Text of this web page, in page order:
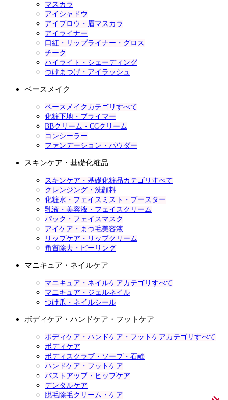
マスカラ
アイシャドウ
アイブロウ・眉マスカラ
アイライナー
口紅・リップライナー・グロス
チーク
ハイライト・シェーディング
つけまつげ・アイラッシュ
ベースメイク
ベースメイクカテゴリすべて
化粧下地・プライマー
BBクリーム・CCクリーム
コンシーラー
ファンデーション・パウダー
スキンケア・基礎化粧品
スキンケア・基礎化粧品カテゴリすべて
クレンジング・洗顔料
化粧水・フェイスミスト・ブースター
乳液・美容液・フェイスクリーム
パック・フェイスマスク
アイケア・まつ毛美容液
リップケア・リップクリーム
角質除去・ピーリング
マニキュア・ネイルケア
マニキュア・ネイルケアカテゴリすべて
マニキュア・ジェルネイル
つけ爪・ネイルシール
ボディケア・ハンドケア・フットケア
ボディケア・ハンドケア・フットケアカテゴリすべて
ボディケア
ボディスクラブ・ソープ・石鹸
ハンドケア・フットケア
バストアップ・ヒップケア
デンタルケア
脱毛除毛クリーム・ケア